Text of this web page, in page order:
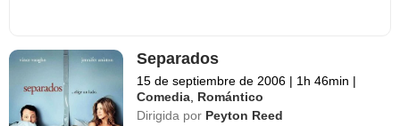
Separados
15 de septiembre de 2006 | 1h 46min |
Comedia Romántico
Dirigida por Peyton Reed